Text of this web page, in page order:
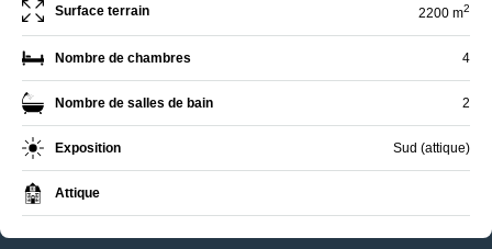
Surface terrain 2200 m2
Nombre de chambres 4
Nombre de salles de bain 2
Exposition Sud (attique)
Attique